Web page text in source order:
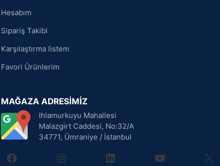
Hesabım
Sipariş Takibi
Karşılaştırma listem
Favori Ürünlerim
MAĞAZA ADRESİMİZ
Ihlamurkuyu Mahallesi
Malazgirt Caddesi, No:32/A
34771, Ümraniye / İstanbul
facebookinstagramlinkedin youtube X